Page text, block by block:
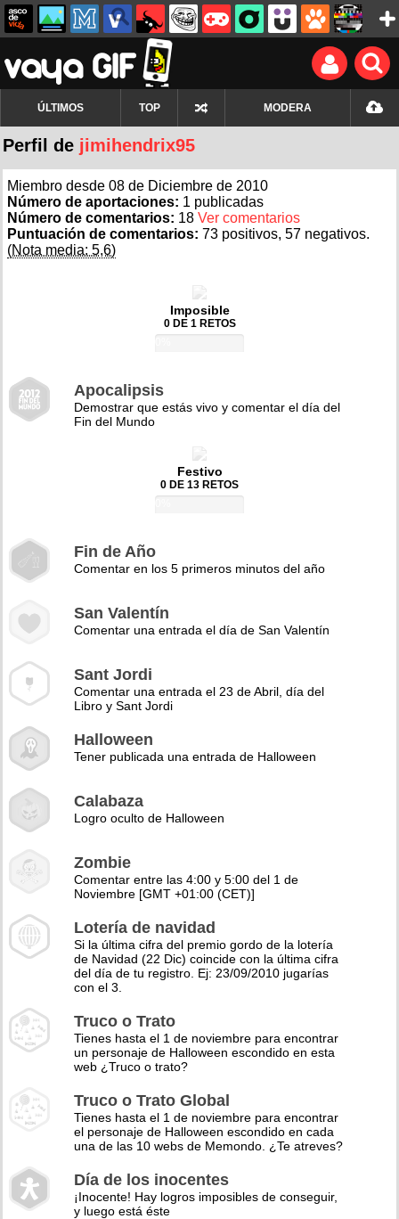
ÚLTIMOS TOP MODERA
Perfil de jimihendrix95
Miembro desde 08 de Diciembre de 2010
Número de aportaciones: 1 publicadas
Número de comentarios: 18 Ver comentarios
Puntuación de comentarios: 73 positivos, 57 negativos.
(Nota media: 5,6)
Imposible
0 DE 1 RETOS
Apocalipsis
Demostrar que estás vivo y comentar el día del
Fin del Mundo
Festivo
0 DE 13 RETOS
Fin de Año
Comentar en los 5 primeros minutos del año
San Valentín
Comentar una entrada el día de San Valentín
Sant Jordi
Comentar una entrada el 23 de Abril, día del
Libro y Sant Jordi
Halloween
Tener publicada una entrada de Halloween
Calabaza
Logro oculto de Halloween
Zombie
Comentar entre las 4:00 y 5:00 del 1 de
Noviembre [GMT +01:00 (CET)]
Lotería de navidad
Si la última cifra del premio gordo de la lotería
de Navidad (22 Dic) coincide con la última cifra
del día de tu registro. Ej: 23/09/2010 jugarías
con el 3.
Truco o Trato
Tienes hasta el 1 de noviembre para encontrar
un personaje de Halloween escondido en esta
web ¿Truco o trato?
Truco o Trato Global
Tienes hasta el 1 de noviembre para encontrar
el personaje de Halloween escondido en cada
una de las 10 webs de Memondo. ¿Te atreves?
Día de los inocentes
¡Inocente! Hay logros imposibles de conseguir,
y luego está éste